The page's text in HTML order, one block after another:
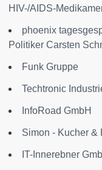
HIV-/AIDS-
phoenix
Politiker Carsten
Funk Gruppe
Techtronic
InfoRoad GmbH
Simon - Kucher &
IT-Innerebner